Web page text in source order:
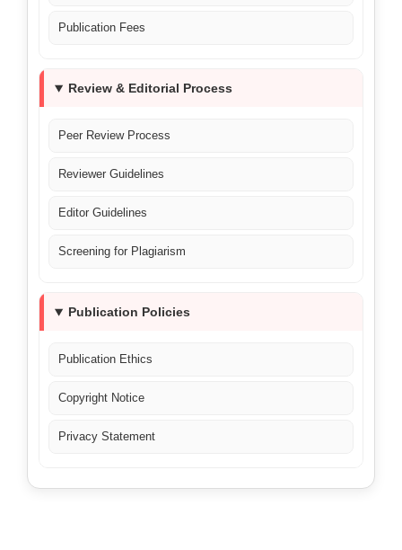
Publication Fees
Review & Editorial Process
Peer Review Process
Reviewer Guidelines
Editor Guidelines
Screening for Plagiarism
Publication Policies
Publication Ethics
Copyright Notice
Privacy Statement